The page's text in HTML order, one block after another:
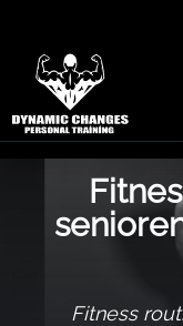
Fitness